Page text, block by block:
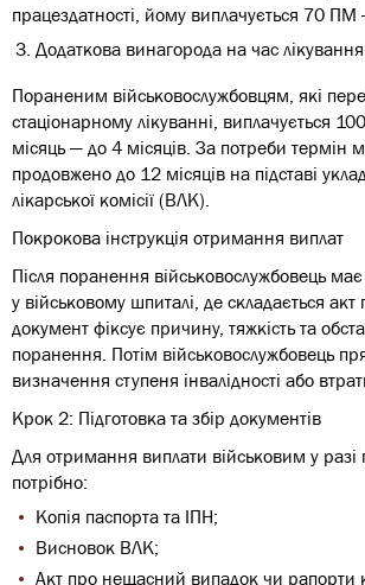
працездатності, йому виплачується 70
Додаткова винагорода на час лікування
Пораненим військовослужбовцям, які
стаціонарному лікуванні, виплачується
місяць — до 4 місяців. За потреби термін
продовжено до 12 місяців на підставі
лікарської комісії (ВЛК).
Покрокова інструкція отримання виплат
Після поранення військовослужбовець
у військовому шпиталі, де складається
документ фіксує причину, тяжкість та
поранення. Потім військовослужбовець
визначення ступеня інвалідності або
Крок 2: Підготовка та збір документів
Для отримання виплати військовим у
потрібно:
Копія паспорта та ІПН;
Висновок ВЛК;
Акт про нещасний випадок чи рапорти